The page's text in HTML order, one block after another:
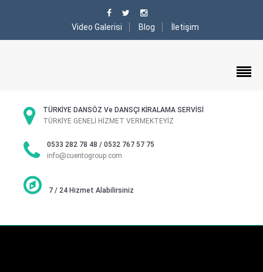
Video Galerisi Blog İletişim
TÜRKİYE DANSÖZ Ve DANSÇI KİRALAMA SERVİSİ
TÜRKİYE GENELİ HİZMET VERMEKTEYİZ
0533 282 78 48 / 0532 767 57 75
info@cuentogroup.com
7 / 24 Hizmet Alabilirsiniz